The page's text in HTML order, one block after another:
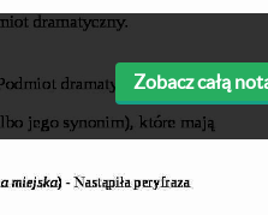
Zobacz całą